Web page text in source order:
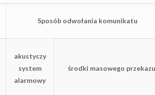
Sposób odwołania komunikatu
akustyczy
system
alarmowy
środki masowego przekazu